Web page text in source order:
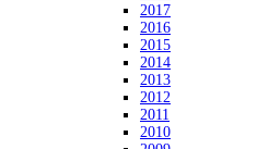
2017
2016
2015
2014
2013
2012
2011
2010